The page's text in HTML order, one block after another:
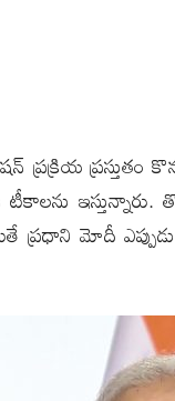
ప్ర‌క్రియ
టీకాల‌ను
ప్ర‌ధాని మోదీ